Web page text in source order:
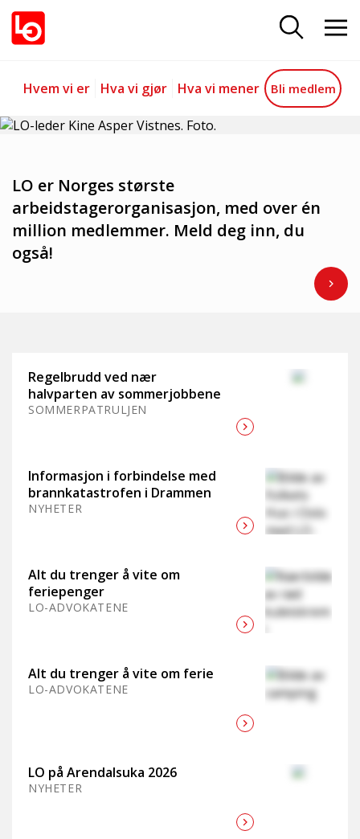
lo.no
Gå til hovedinnhold
Gå til navigasjon
Hvem vi er Hva vi gjør Hva vi mener Bli medlem
LO er Norges største
arbeidstagerorganisasjon, med over én
million medlemmer. Meld deg inn, du
også!
Regelbrudd ved nær
halvparten av sommerjobbene
SOMMERPATRULJEN
Informasjon i forbindelse med
brannkatastrofen i Drammen
NYHETER
Alt du trenger å vite om
feriepenger
LO-ADVOKATENE
Alt du trenger å vite om ferie
LO-ADVOKATENE
LO på Arendalsuka 2026
NYHETER